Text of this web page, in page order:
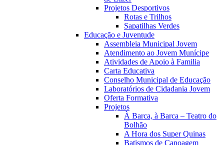
Projetos Desportivos
Rotas e Trilhos
Sapatilhas Verdes
Educação e Juventude
Assembleia Municipal Jovem
Atendimento ao Jovem Munícipe
Atividades de Apoio à Familia
Carta Educativa
Conselho Municipal de Educação
Laboratórios de Cidadania Jovem
Oferta Formativa
Projetos
À Barca, à Barca – Teatro do
Bolhão
A Hora dos Super Quinas
Batismos de Canoagem